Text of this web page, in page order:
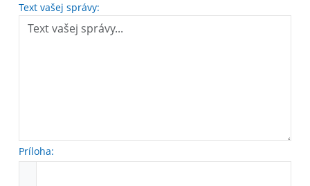
Text vašej správy:
Príloha: